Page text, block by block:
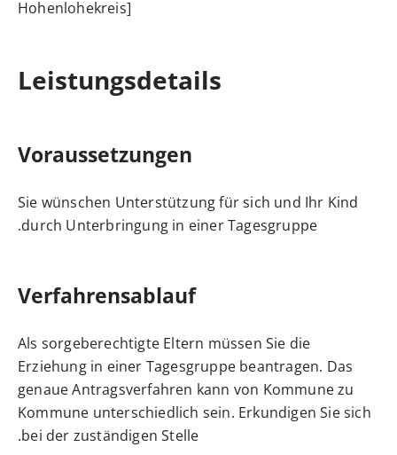
Hohenlohekreis]
Leistungsdetails
Voraussetzungen
Sie wünschen Unterstützung für sich und Ihr Kind
durch Unterbringung in einer Tagesgruppe.
Verfahrensablauf
Als sorgeberechtigte Eltern müssen Sie die
Erziehung in einer Tagesgruppe beantragen. Das
genaue Antragsverfahren kann von Kommune zu
Kommune unterschiedlich sein. Erkundigen Sie sich
bei der zuständigen Stelle.